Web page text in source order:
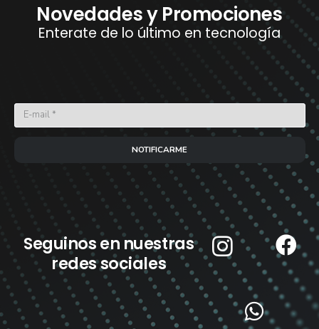
Novedades y Promociones
Enterate de lo último en tecnología
NOTIFICARME
Seguinos en nuestras
redes sociales